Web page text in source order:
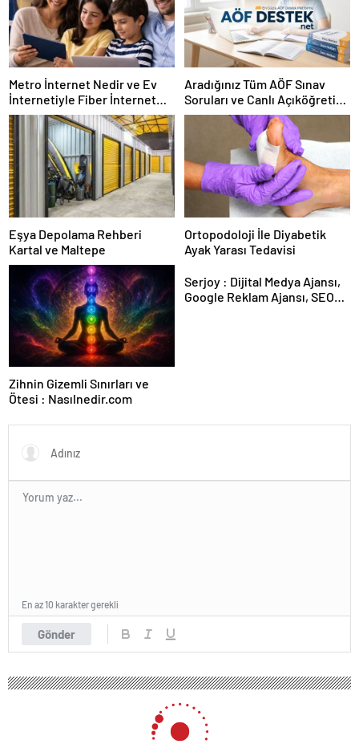
Metro İnternet Nedir ve Ev
İnternetiyle Fiber İnternet
Arasındaki Farklar
Aradığınız Tüm AÖF Sınav
Soruları ve Canlı Açıköğretim
Forumu Burada
Eşya Depolama Rehberi
Kartal ve Maltepe
Ortopodoloji İle Diyabetik
Ayak Yarası Tedavisi
Zihnin Gizemli Sınırları ve
Ötesi : Nasılnedir.com
Serjoy : Dijital Medya Ajansı,
Google Reklam Ajansı, SEO
Gönder
En az 10 karakter gerekli